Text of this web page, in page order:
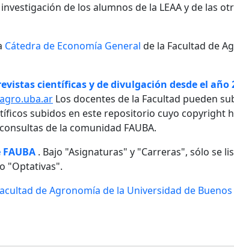
de los alumnos de la LEAA y de las
Cátedra de Economía General de la Facultad de
científicas y de divulgación desde el año
Los docentes de la Facultad pueden
subidos en este repositorio cuyo copyright
de la comunidad FAUBA.
. Bajo "Asignaturas" y "Carreras", sólo se
"Optativas".
de Agronomía de la Universidad de Buenos